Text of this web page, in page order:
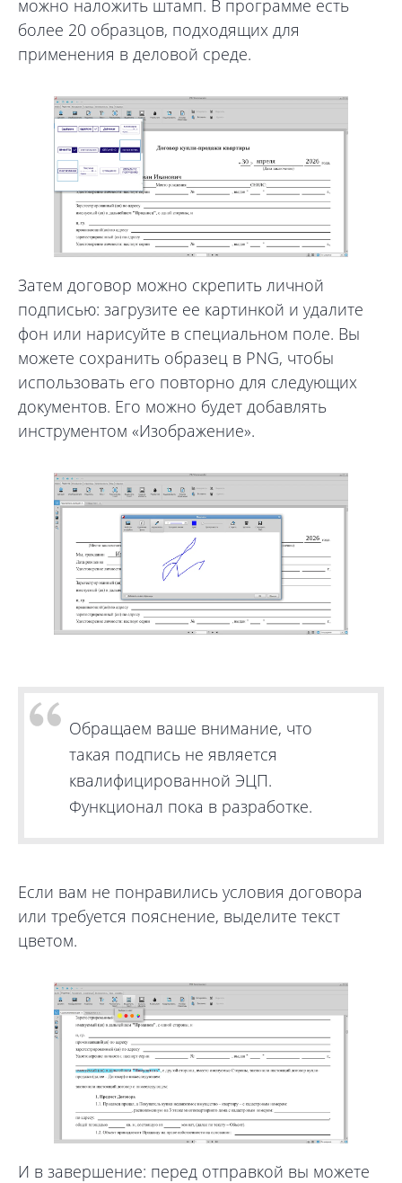
можно наложить штамп. В программе есть
более 20 образцов, подходящих для
применения в деловой среде.
Затем договор можно скрепить личной
подписью: загрузите ее картинкой и удалите
фон или нарисуйте в специальном поле. Вы
можете сохранить образец в PNG, чтобы
использовать его повторно для следующих
документов. Его можно будет добавлять
инструментом «Изображение».
Обращаем ваше внимание, что
такая подпись не является
квалифицированной ЭЦП.
Функционал пока в разработке.
Если вам не понравились условия договора
или требуется пояснение, выделите текст
цветом.
И в завершение: перед отправкой вы можете